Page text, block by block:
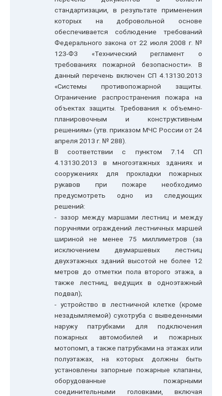
стандартизации, в результате применения
которых на добровольной основе
обеспечивается соблюдение требований
Федерального закона от 22 июля 2008 г. №
123-ФЗ «Технический регламент о
требованиях пожарной безопасности». В
данный перечень включен СП 4.13130.2013
«Системы противопожарной защиты.
Ограничение распространения пожара на
объектах защиты. Требования к объемно-
планировочным и конструктивным
решениям» (утв. приказом МЧС России от 24
апреля 2013 г. № 288).
В соответствии с пунктом 7.14 СП
4.13130.2013 в многоэтажных зданиях и
сооружениях для прокладки пожарных
рукавов при пожаре необходимо
предусмотреть одно из следующих
решений:
- зазор между маршами лестниц и между
поручнями ограждений лестничных маршей
шириной не менее 75 миллиметров (за
исключением двумаршевых лестниц
двухэтажных зданий высотой не более 12
метров до отметки пола второго этажа, а
также лестниц, ведущих в одноэтажный
подвал);
- устройство в лестничной клетке (кроме
незадымляемой) сухотруба с выведенными
наружу патрубками для подключения
пожарных автомобилей и пожарных
мотопомп, а также патрубками на этажах или
полуэтажах, на которых должны быть
установлены запорные пожарные клапаны,
оборудованные пожарными
соединительными головками, включая